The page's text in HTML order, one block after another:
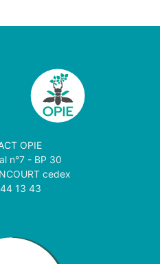
OPIE
n°7 - BP 30
cedex
13 43